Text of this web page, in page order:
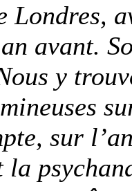
Londres,
avant.
y
sur
la